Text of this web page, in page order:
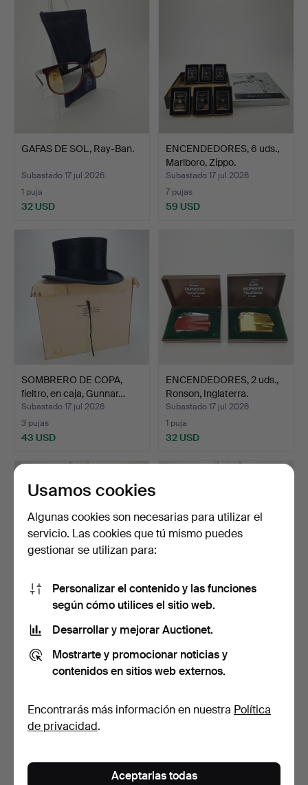
GAFAS DE SOL, Ray-Ban.
Subastado 17 jul 2026
1 puja
32 USD
ENCENDEDORES, 6 uds.,
Marlboro, Zippo.
Subastado 17 jul 2026
7 pujas
59 USD
SOMBRERO DE COPA,
fieltro, en caja, Gunnar…
Subastado 17 jul 2026
3 pujas
43 USD
ENCENDEDORES, 2 uds.,
Ronson, Inglaterra.
Subastado 17 jul 2026
1 puja
32 USD
GAFAS DE SOL, "Wayfarer
II", Ray-Ban.
Subastado 17 jul 2026
2 pujas
37 USD
GAFAS DE SOL,
"Clubmaster", Ray-Ban,
5 pujas
48 USD
Usamos cookies
Algunas cookies son necesarias para utilizar el
servicio. Las cookies que tú mismo puedes
gestionar se utilizan para:
Personalizar el contenido y las funciones
según cómo utilices el sitio web.
Desarrollar y mejorar Auctionet.
Mostrarte y promocionar noticias y
contenidos en sitios web externos.
Encontrarás más información en nuestra Política
de privacidad.
Aceptarlas todas